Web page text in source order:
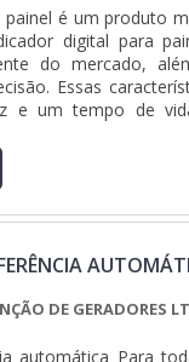
é um produto
digital para
do mercado,
Essas
e um tempo de
DE GERADORES
automática Para